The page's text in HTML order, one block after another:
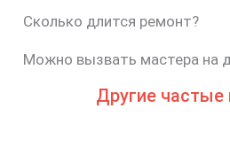
Сколько длится ремонт?
Можно вызвать мастера на
Другие частые